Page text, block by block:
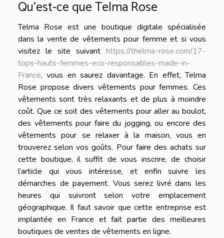
Qu’est-ce que Telma Rose
Telma Rose est une boutique digitale spécialisée
dans la vente de vêtements pour femme et si vous
visitez le site suivant https://thelma-rose.com/17-
tops-hauts-femmes-eco-responsables-made-in-
France, vous en saurez davantage. En effet, Telma
Rose propose divers vêtements pour femmes. Ces
vêtements sont très relaxants et de plus à moindre
coût. Que ce soit des vêtements pour aller au boulot,
des vêtements pour faire du jogging, ou encore des
vêtements pour se relaxer à la maison, vous en
trouverez selon vos goûts. Pour faire des achats sur
cette boutique, il suffit de vous inscrire, de choisir
l’article qui vous intéresse, et enfin suivre les
démarches de payement. Vous serez livré dans les
heures qui suivront selon votre emplacement
géographique. Il faut savoir que cette entreprise est
implantée en France et fait partie des meilleures
boutiques de ventes de vêtements en ligne.